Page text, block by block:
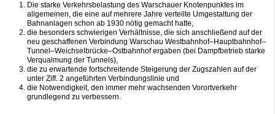
Die starke Verkehrsbelastung des Warschauer Knotenpunktes im
allgemeinen, die eine auf mehrere Jahre verteilte Umgestaltung der
Bahnanlagen schon ab 1930 nötig gemacht hatte,
die besonders schwierigen Verhältnisse, die sich anschließend auf der
neu geschaffenen Verbindung Warschau Westbahnhof–Hauptbahnhof–
Tunnel–Weichselbrücke–Ostbahnhof ergaben (bei Dampfbetrieb starke
Verqualmung der Tunnels),
die zu erwartende fortschreitende Steigerung der Zugszahlen auf der
unter Ziff. 2 angeführten Verbindungslinie und
die Notwendigkeit, den immer mehr wachsenden Vorortverkehr
grundlegend zu verbessern.